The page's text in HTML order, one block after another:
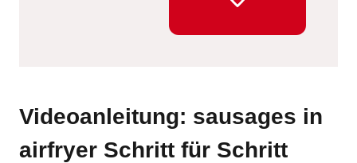
Videoanleitung: sausages in
airfryer Schritt für Schritt